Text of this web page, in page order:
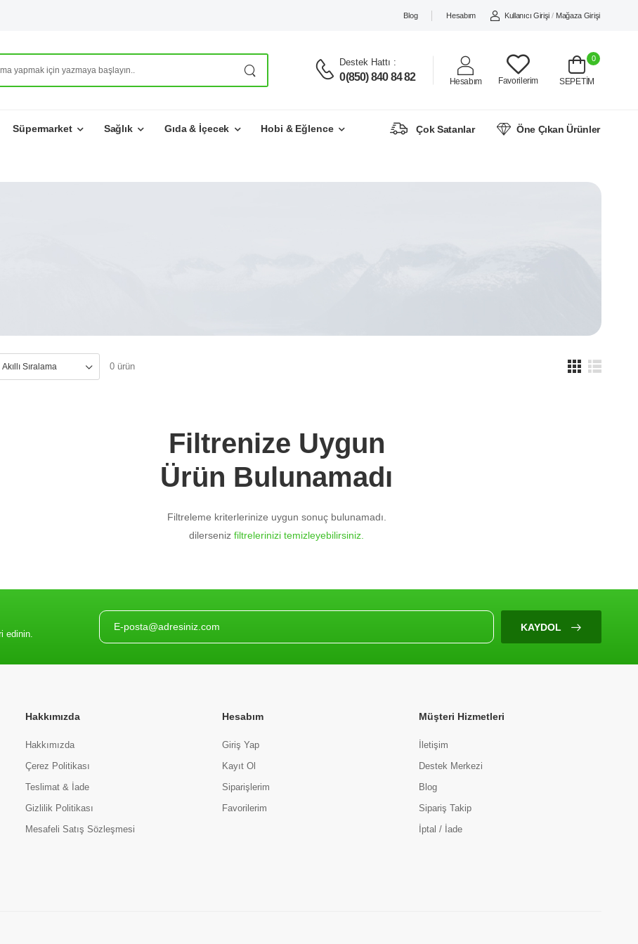
Blog Hesabım Kullanıcı Girişi / Mağaza Girişi
Destek Hattı :
0(850) 840 84 82 Hesabım Favorilerim
0
SEPETİM
Süpermarket Sağlık Gıda & İçecek Hobi & Eğlence Çok Satanlar Öne Çıkan Ürünler
0 ürün
Filtrenize Uygun
Ürün Bulunamadı
Filtreleme kriterlerinize uygun sonuç bulunamadı.
dilerseniz filtrelerinizi temizleyebilirsiniz.
edinin.
KAYDOL
Hakkımızda
Hakkımızda
Çerez Politikası
Teslimat & İade
Gizlilik Politikası
Mesafeli Satış Sözleşmesi
Hesabım
Giriş Yap
Kayıt Ol
Siparişlerim
Favorilerim
Müşteri Hizmetleri
İletişim
Destek Merkezi
Blog
Sipariş Takip
İptal / İade